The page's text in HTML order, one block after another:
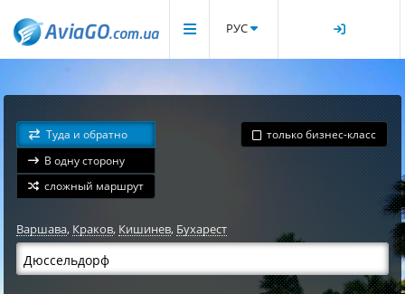
РУС
Туда и обратно
В одну сторону
сложный маршрут
только бизнес-класс
Варшава, Краков,Кишинев,Бухарест